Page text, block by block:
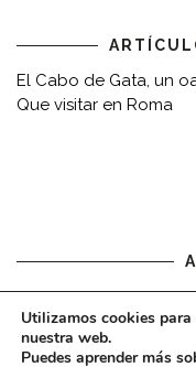
El Cabo de Gata, un
Que visitar en Roma
Aviso legal
Utilizamos cookies
nuestra web.
Puedes aprender más